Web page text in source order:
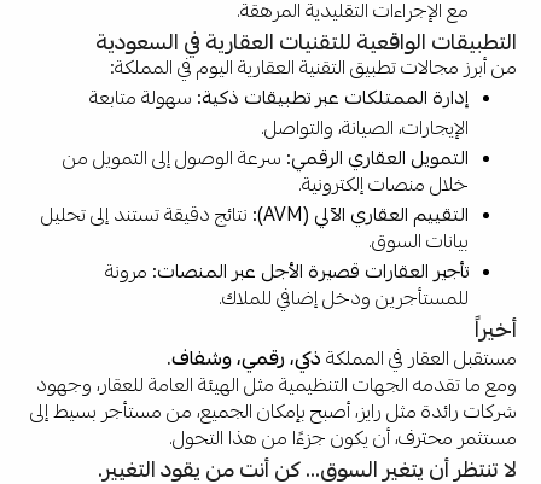
مع الإجراءات التقليدية المرهقة.
التطبيقات الواقعية للتقنيات العقارية في السعودية
من أبرز مجالات تطبيق التقنية العقارية اليوم في المملكة:
إدارة الممتلكات عبر تطبيقات ذكية: سهولة متابعة
الإيجارات، الصيانة، والتواصل.
التمويل العقاري الرقمي: سرعة الوصول إلى التمويل من
خلال منصات إلكترونية.
التقييم العقاري الآلي (AVM):
نتائج دقيقة تستند إلى تحليل
بيانات السوق.
تأجير العقارات قصيرة الأجل عبر المنصات: مرونة
للمستأجرين ودخل إضافي للملاك.
أخيراً
مستقبل العقار في المملكة ذكي، رقمي، وشفاف.
ومع ما تقدمه الجهات التنظيمية مثل الهيئة العامة للعقار، وجهود
شركات رائدة مثل رايز، أصبح بإمكان الجميع، من مستأجر بسيط إلى
مستثمر محترف، أن يكون جزءًا من هذا التحول.
لا تنتظر أن يتغير السوق... كن أنت من يقود التغيير.